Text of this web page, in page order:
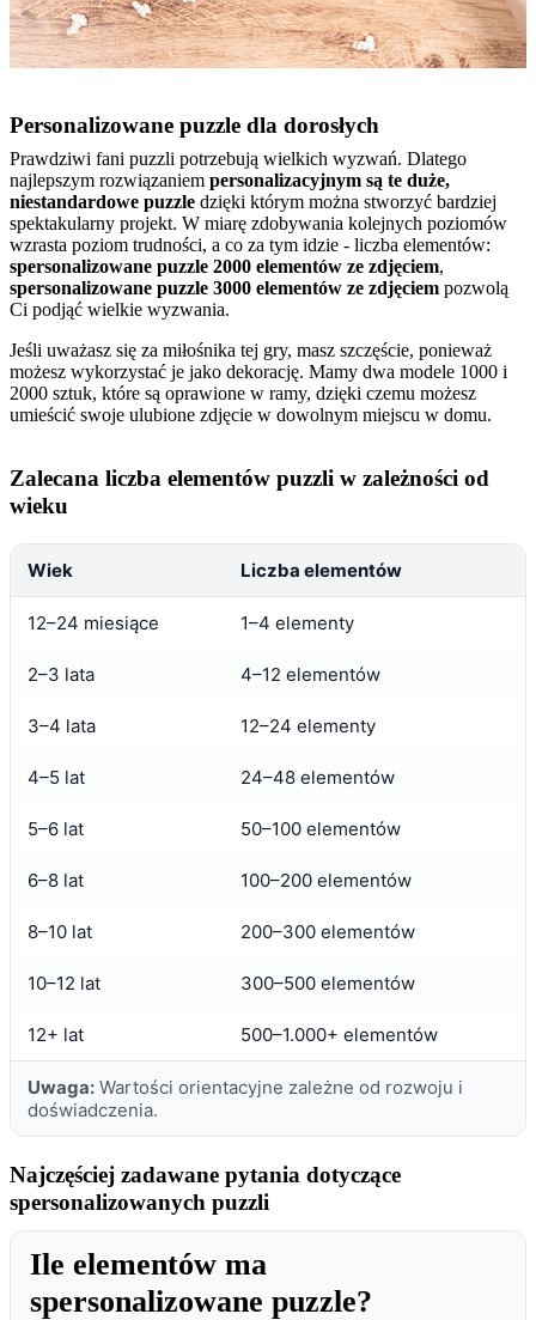
Personalizowane puzzle dla dorosłych
Prawdziwi fani puzzli potrzebują wielkich wyzwań. Dlatego
najlepszym rozwiązaniem personalizacyjnym są te duże,
niestandardowe puzzle dzięki którym można stworzyć bardziej
spektakularny projekt. W miarę zdobywania kolejnych poziomów
wzrasta poziom trudności, a co za tym idzie - liczba elementów:
spersonalizowane puzzle 2000 elementów ze zdjęciem,
spersonalizowane puzzle 3000 elementów ze zdjęciem pozwolą
Ci podjąć wielkie wyzwania.
Jeśli uważasz się za miłośnika tej gry, masz szczęście, ponieważ
możesz wykorzystać je jako dekorację. Mamy dwa modele 1000 i
2000 sztuk, które są oprawione w ramy, dzięki czemu możesz
umieścić swoje ulubione zdjęcie w dowolnym miejscu w domu.
Zalecana liczba elementów puzzli w zależności od
wieku
Wiek Liczba elementów
12–24 miesiące 1–4 elementy
2–3 lata 4–12 elementów
3–4 lata 12–24 elementy
4–5 lat 24–48 elementów
5–6 lat 50–100 elementów
6–8 lat 100–200 elementów
8–10 lat 200–300 elementów
10–12 lat 300–500 elementów
12+ lat 500–1.000+ elementów
Uwaga: Wartości orientacyjne zależne od rozwoju i
doświadczenia.
Najczęściej zadawane pytania dotyczące
spersonalizowanych puzzli
Ile elementów ma
spersonalizowane puzzle?